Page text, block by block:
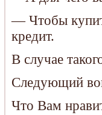
— Чтобы
кредит.
В случае
Следующий
Что Вам